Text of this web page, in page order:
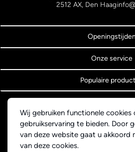
Wij gebruiken functionele cookies
gebruikservaring te bieden. Door
van deze website gaat u akkoord
van deze cookies.
2512 AX, Den Haag
Openingstijden
Onze service
Populaire
Algemene
Webdesign BEWISE